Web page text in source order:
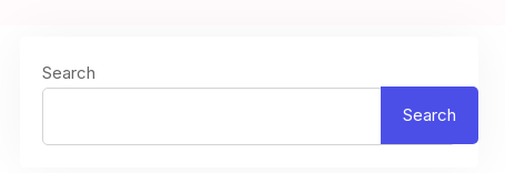
Search
Search